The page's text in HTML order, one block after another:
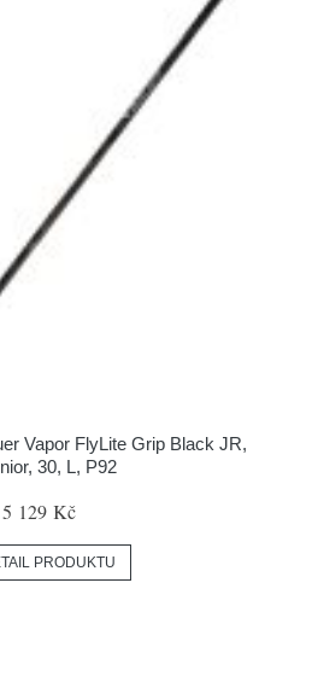
Vapor FlyLite Grip Black JR,
30, L, P92
5 129 Kč
PRODUKTU